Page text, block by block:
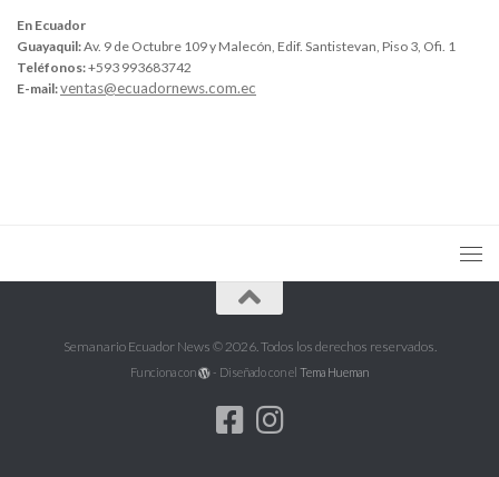
En Ecuador
Guayaquil:Av. 9 de Octubre 109 y Malecón, Edif. Santistevan, Piso 3, Ofi. 1
Teléfonos:+593 993683742
E-mail:ventas@ecuadornews.com.ec
Semanario Ecuador News © 2026. Todos los derechos reservados.
Funciona con - Diseñado con el Tema Hueman